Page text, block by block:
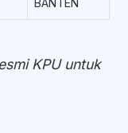
KPU untuk